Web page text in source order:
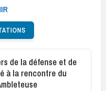
de la défense et de
à la rencontre du